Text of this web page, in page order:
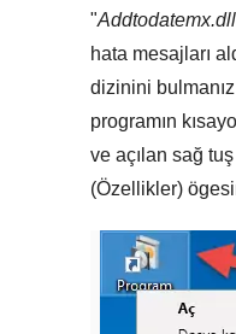
"
hata mesajları
dizinini
programın
ve açılan sağ
(Özellikler)